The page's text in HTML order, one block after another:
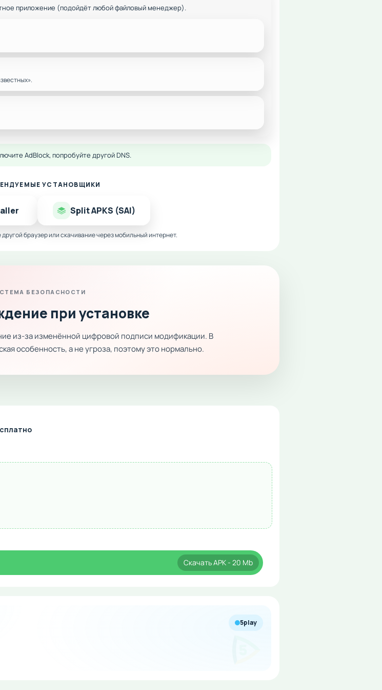
приложение (подойдёт любой файловый менеджер).
AdBlock, попробуйте другой DNS.
УСТАНОВЩИКИ
Split APKS (SAI)
браузер или скачивание через мобильный интернет.
БЕЗОПАСНОСТИ
при установке
из-за изменённой цифровой подписи модификации. В
особенность, а не угроза, поэтому это нормально.
СкачатьAPK- 20 Mb
5play